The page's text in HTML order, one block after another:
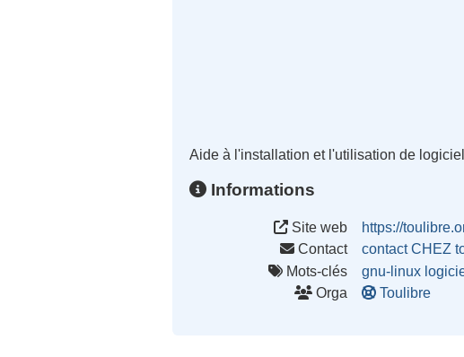
Aide à l'installation et l'utilisation de
Informations
Site web
https://
Contact
contact CHEZ
Mots-clés
gnu-linux
Orga
Toulibre